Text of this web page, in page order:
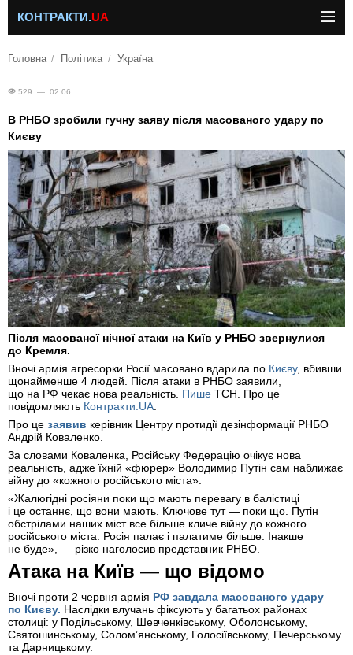
КОНТРАКТИ.UA
Головна Політика Україна
529 — 02.06
В РНБО зробили гучну заяву після масованого удару по
Києву
Після масованої нічної атаки на Київ у РНБО звернулися
до Кремля.
Вночі армія агресорки Росії масовано вдарила по Києву, вбивши
щонайменше 4 людей. Після атаки в РНБО заявили,
що на РФ чекає нова реальність. Пише ТСН. Про це
повідомляють Контракти.UA.
Про це заявив керівник Центру протидії дезінформації РНБО
Андрій Коваленко.
За словами Коваленка, Російську Федерацію очікує нова
реальність, адже їхній «фюрер» Володимир Путін сам наближає
війну до «кожного російського міста».
«Жалюгідні росіяни поки що мають перевагу в балістиці
і це останнє, що вони мають. Ключове тут — поки що. Путін
обстрілами наших міст все більше кличе війну до кожного
російського міста. Росія палає і палатиме більше. Інакше
не буде», — різко наголосив представник РНБО.
Атака на Київ — що відомо
Вночі проти 2 червня армія РФ завдала масованого удару
по Києву. Наслідки влучань фіксують у багатьох районах
столиці: у Подільському, Шевченківському, Оболонському,
Святошинському, Соломʼянському, Голосіївському, Печерському
та Дарницькому.